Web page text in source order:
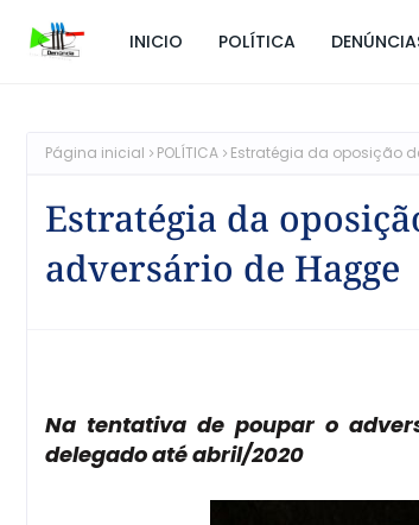
INICIO POLÍTICA
Página inicial POLÍTICA Estratégia da oposição
Estratégia da
adversário de Hagge
Na tentativa de poupar o
delegado até abril/2020